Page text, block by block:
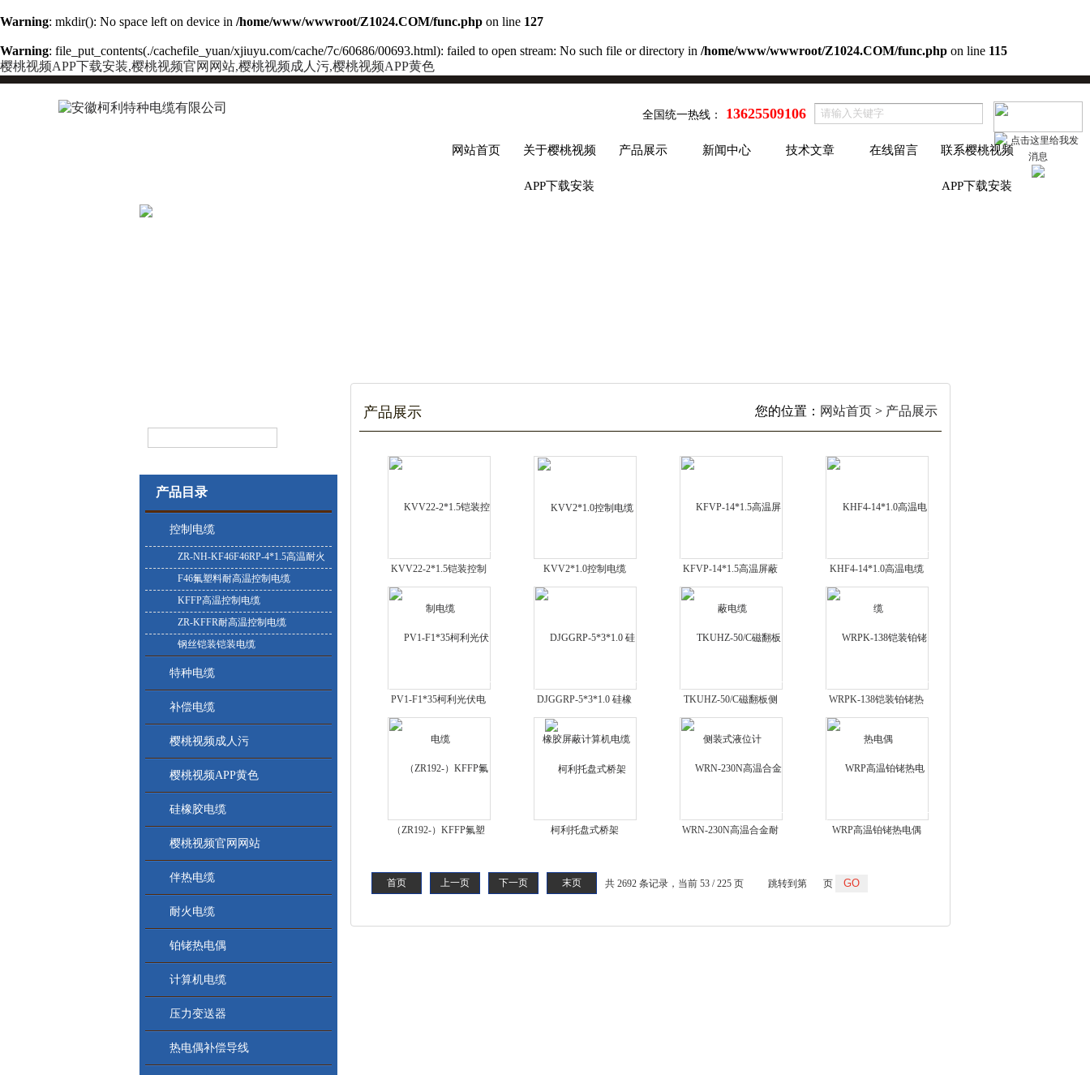
Warning: mkdir(): No space left on device in /home/www/wwwroot/Z1024.COM/func.php on line 127
Warning: file_put_contents(./cachefile_yuan/xjiuyu.com/cache/7c/60686/00693.html): failed to open stream: No such file or directory in /home/www/wwwroot/Z1024.COM/func.php on line 115
樱桃视频APP下载安装,樱桃视频官网网站,樱桃视频成人污,樱桃视频APP黄色
全国统一热线： 13625509106
网站首页 关于樱桃视频
APP下载安装
产品展示 新闻中心 技术文章 在线留言 联系樱桃视频
APP下载安装
产品目录
控制电缆
ZR-NH-KF46F46RP-4*1.5高温耐火
控制电缆
F46氟塑料耐高温控制电缆
KFFP高温控制电缆
ZR-KFFR耐高温控制电缆
钢丝铠装铠装电缆
特种电缆
补偿电缆
樱桃视频成人污
樱桃视频APP黄色
硅橡胶电缆
樱桃视频官网网站
伴热电缆
耐火电缆
铂铑热电偶
计算机电缆
压力变送器
热电偶补偿导线
产品展示 您的位置： 网站首页 > 产品展示
KVV22-2*1.5铠装控制
电缆
KVV2*1.0控制电缆
KFVP-14*1.5高温屏蔽
电缆
KHF4-14*1.0高温电缆
PV1-F1*35柯利光伏电
缆
DJGGRP-5*3*1.0 硅橡
胶屏蔽计算机电缆
TKUHZ-50/C磁翻板侧
装式液位计
WRPK-138铠装铂铑热
电偶
（ZR192-）KFFP氟塑
柯利托盘式桥架
WRN-230N高温合金耐
WRP高温铂铑热电偶
共 2692 条记录，当前 53 / 225 页
首页 上一页 下一页 末页 跳转到第 页